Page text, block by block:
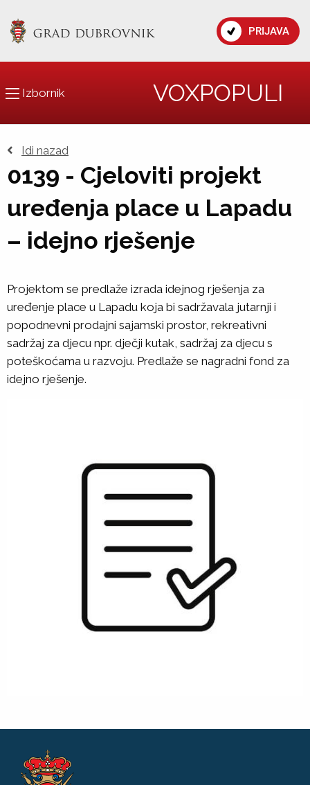
PRIJAVA
Izbornik VOXPOPULI
Idi nazad
0139 - Cjeloviti projekt
uređenja place u Lapadu
– idejno rješenje
Projektom se predlaže izrada idejnog rješenja za
uređenje place u Lapadu koja bi sadržavala jutarnji i
popodnevni prodajni sajamski prostor, rekreativni
sadržaj za djecu npr. dječji kutak, sadržaj za djecu s
poteškoćama u razvoju. Predlaže se nagradni fond za
idejno rješenje.